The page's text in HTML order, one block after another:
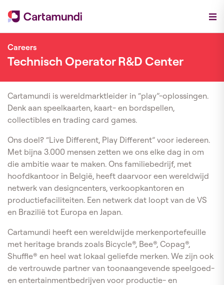
Careers
Technisch Operator R&D Center
Cartamundi is wereldmarktleider in “play”-oplossingen.
Denk aan speelkaarten, kaart- en bordspellen,
collectibles en trading card games.
Ons doel? “Live Different, Play Different” voor iedereen.
Met bijna 3.000 mensen zetten we ons elke dag in om
die ambitie waar te maken. Ons familiebedrijf, met
hoofdkantoor in België, heeft daarvoor een wereldwijd
netwerk van designcenters, verkoopkantoren en
productiefaciliteiten. Een netwerk dat loopt van de VS
en Brazilië tot Europa en Japan.
Cartamundi heeft een wereldwijde merkenportefeuille
met heritage brands zoals Bicycle®, Bee®, Copag®,
Shuffle® en heel wat lokaal geliefde merken. We zijn ook
de vertrouwde partner van toonaangevende speelgoed-
en entertainmentbedrijven voor productie- en